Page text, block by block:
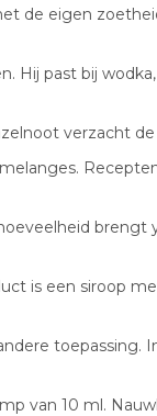
de eigen
Hij past bij
verzacht
brengt
is een siroop
toepassing.
van 10 ml.